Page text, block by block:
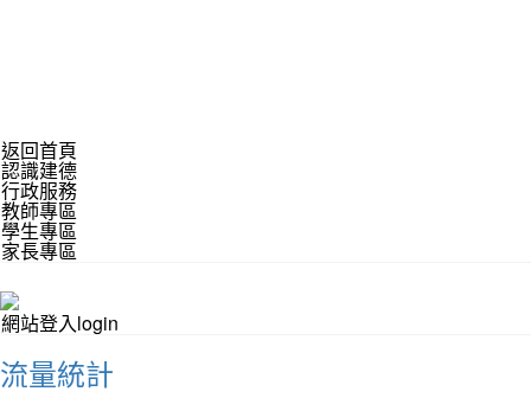
返回首頁
認識建德
行政服務
教師專區
學生專區
家長專區
網站登入login
流量統計